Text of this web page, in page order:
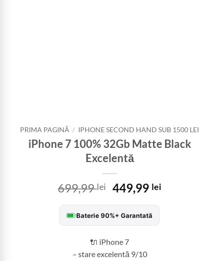
PRIMA PAGINĂ / IPHONE SECOND HAND SUB 1500 LEI
iPhone 7 100% 32Gb Matte Black
Excelentă
699,99lei
Prețul
inițial
a
fost:
449,99 leiPrețul
Baterie 90%+ Garantată
🔌 iPhone 7
– stare excelentă 9/10